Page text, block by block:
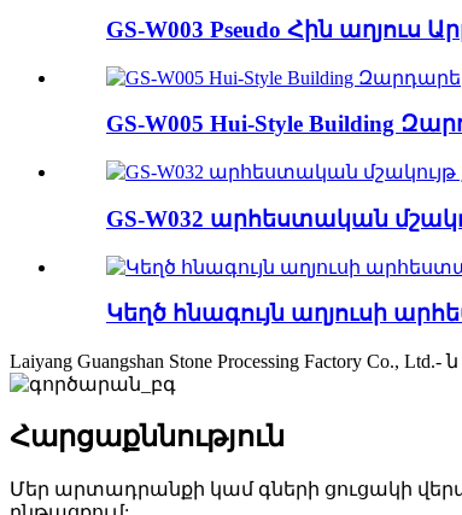
GS-W003 Pseudo Հին աղյուս
GS-W005 Hui-Style Building
GS-W032 արհեստական
Կեղծ հնագույն աղյուսի
Laiyang Guangshan Stone Processing
Հարցաքննություն
Մեր արտադրանքի կամ գների ցուցակի